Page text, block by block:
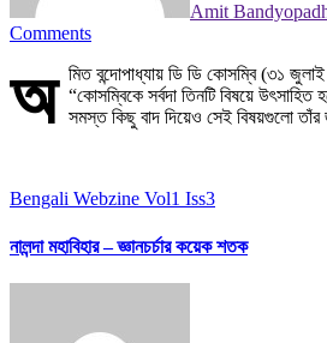
Amit
Comments
অ মিত বন্দোপাধ্যায় ডি ডি কোসম্বি (৩১
“কোসম্বিকে সর্বদা তিনটি বিষয়ে
সমস্ত কিছু বাদ দিয়েও সেই বিষয়গুলো
Bengali Webzine Vol1 Iss3
নালন্দা মহাবিহার – জ্ঞানচর্চার কয়েক শতক